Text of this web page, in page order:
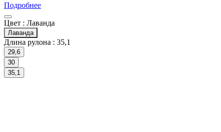
Подробнее
Цвет : Лаванда
Лаванда
Длина рулона : 35,1
29,6
30
35,1